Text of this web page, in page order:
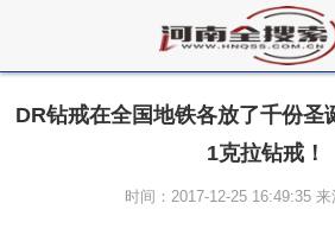
DR钻戒在全国地铁各放了千份圣
1克拉钻戒！
时间：2017-12-25 16:49:35